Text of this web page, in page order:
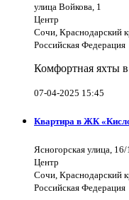
улица Войкова, 1
Центр
Сочи, Краснодарский
Российская Федерация
Комфортная яхты
07-04-2025 15:45
Квартира в ЖК
Ясногорская улица, 16/1
Центр
Сочи, Краснодарский
Российская Федерация